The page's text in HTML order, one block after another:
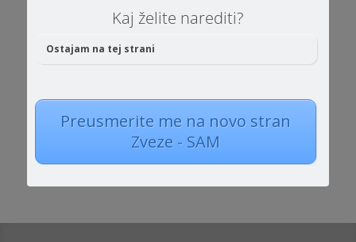
Transakcijska analiza
Teacch
Kaj želite narediti?
Ostajam na tej strani
Preusmerite me na novo stran
Zveze - SAM